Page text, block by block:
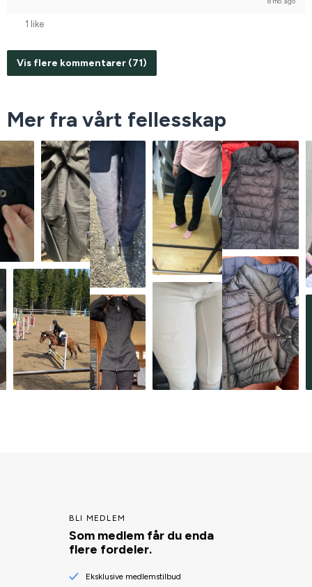
1 like
Vis flere kommentarer (71)
Mer fra vårt fellesskap
BLI MEDLEM
Som medlem får du enda
flere fordeler.
Eksklusive medlemstilbud